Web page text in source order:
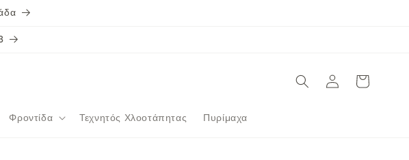
Φροντίδα Τεχνητός Χλοοτάπητας Πυρίμαχα
Σύνδεση Καλάθι